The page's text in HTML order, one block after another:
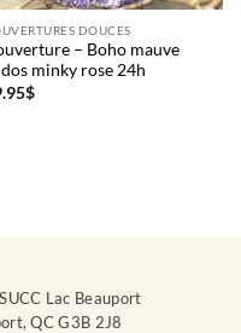
DOUCES
– Boho mauve
minky rose 24h
$
Lac Beauport
QC G3B 2J8